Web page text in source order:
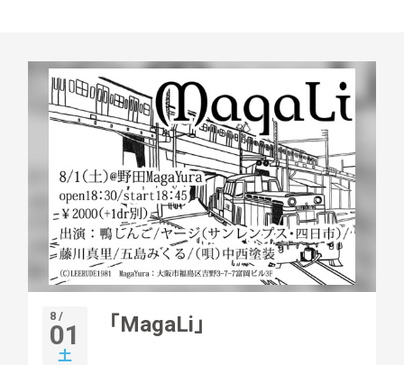
8 /
01
土
「MagaLi」